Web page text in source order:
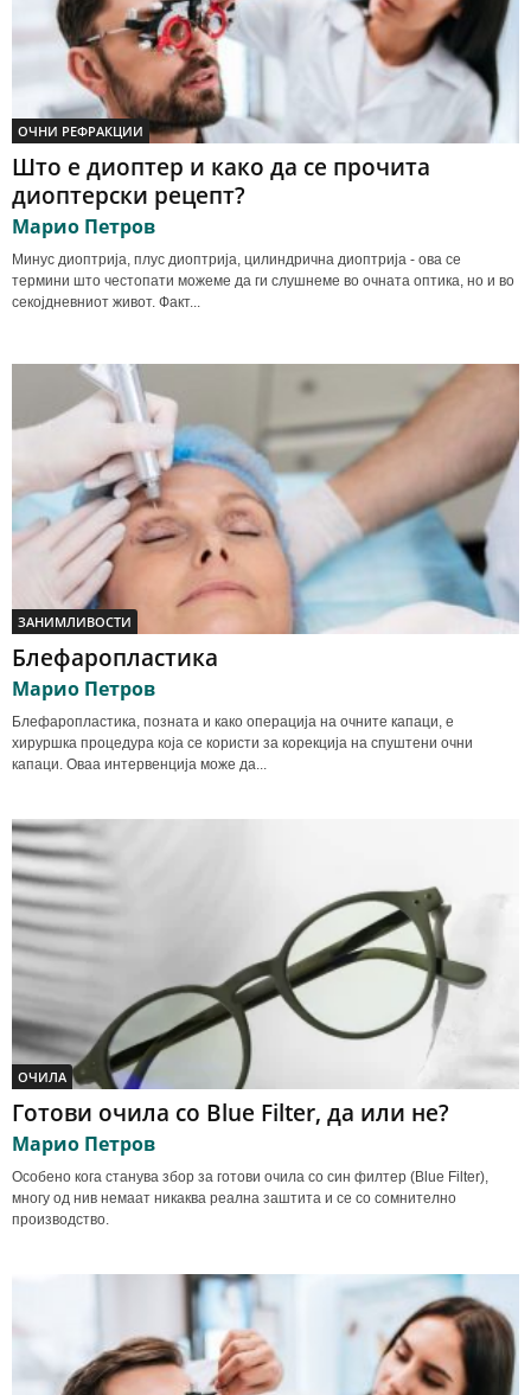
ОЧНИ РЕФРАКЦИИ
Што е диоптер и како да се прочита
диоптерски рецепт?
Марио Петров
Минус диоптрија, плус диоптрија, цилиндрична диоптрија - ова се
термини што честопати можеме да ги слушнеме во очната оптика, но и во
секојдневниот живот. Факт...
ЗАНИМЛИВОСТИ
Блефаропластика
Марио Петров
Блефаропластика, позната и како операција на очните капаци, е
хируршка процедура која се користи за корекција на спуштени очни
капаци. Оваа интервенција може да...
ОЧИЛА
Готови очила со Blue Filter, да или не?
Марио Петров
Особено кога станува збор за готови очила со син филтер (Blue Filter),
многу од нив немаат никаква реална заштита и се со сомнително
производство.